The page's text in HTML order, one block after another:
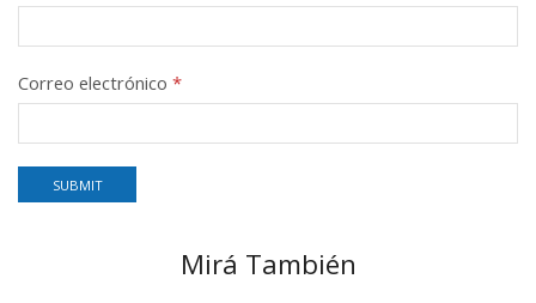
Correo electrónico *
Mirá También